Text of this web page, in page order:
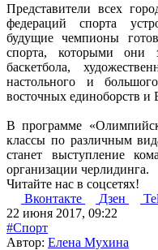
Представители всех
федераций спорта
будущие чемпионы
спорта, которыми они
баскетбола,
настольного и
восточных единоборств
В программе
классы по различным
станет выступление
организации черлидинга.
Читайте нас в соцсетях!
Вконтакте
Дзен
22 июня 2017, 09:22
#Спорт
Автор: Елена Мухина